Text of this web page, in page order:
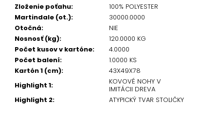
Zloženie poťahu:
100% POLYESTER
Martindale (ot.):
30000.0000
Otočná:
NIE
Nosnosť (kg):
120.0000 KG
Počet kusov v kartóne:
4.0000
Počet balení:
1.0000 KS
Kartón 1 (cm):
43X49X78
Highlight 1:
KOVOVÉ NOHY V
IMITÁCII DREVA
Highlight 2: ATYPICKÝ TVAR STOLIČKY